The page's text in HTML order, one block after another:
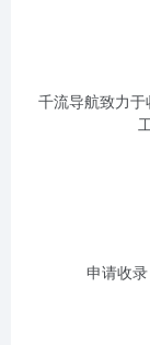
千流导航致力
申请收录